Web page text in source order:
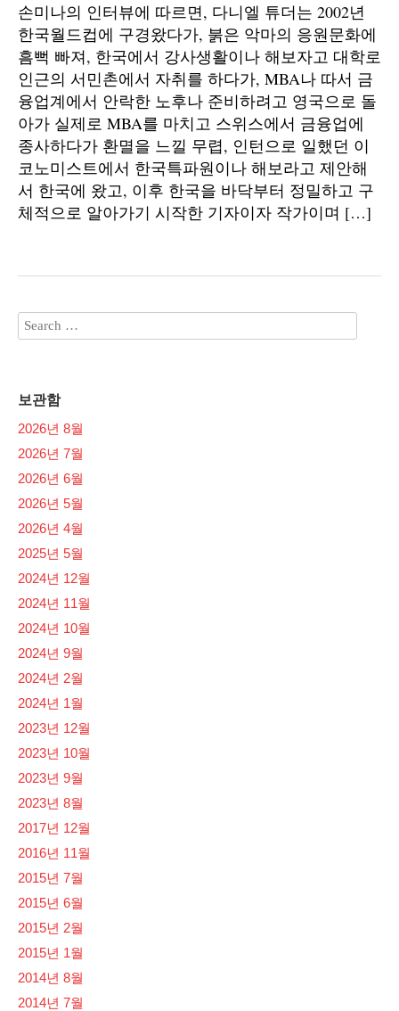
손미나의 인터뷰에 따르면, 다니엘 튜더는 2002년
한국월드컵에 구경왔다가, 붉은 악마의 응원문화에
흠뻑 빠져, 한국에서 강사생활이나 해보자고 대학로
인근의 서민촌에서 자취를 하다가, MBA나 따서 금
융업계에서 안락한 노후나 준비하려고 영국으로 돌
아가 실제로 MBA를 마치고 스위스에서 금융업에
종사하다가 환멸을 느낄 무렵, 인턴으로 일했던 이
코노미스트에서 한국특파원이나 해보라고 제안해
서 한국에 왔고, 이후 한국을 바닥부터 정밀하고 구
체적으로 알아가기 시작한 기자이자 작가이며 […]
보관함
2026년 8월
2026년 7월
2026년 6월
2026년 5월
2026년 4월
2025년 5월
2024년 12월
2024년 11월
2024년 10월
2024년 9월
2024년 2월
2024년 1월
2023년 12월
2023년 10월
2023년 9월
2023년 8월
2017년 12월
2016년 11월
2015년 7월
2015년 6월
2015년 2월
2015년 1월
2014년 8월
2014년 7월